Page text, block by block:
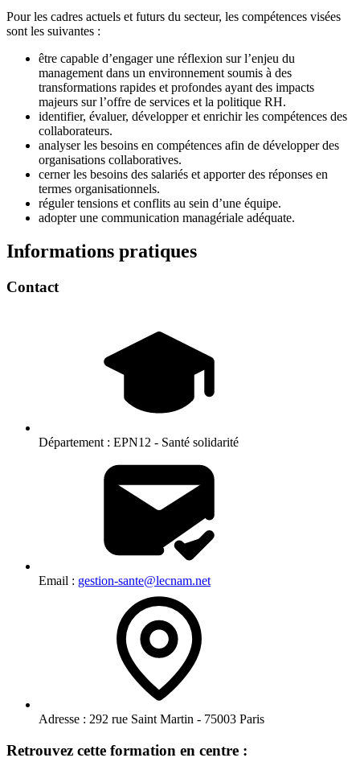
Pour les cadres actuels et futurs du secteur, les compétences visées
sont les suivantes :
être capable d’engager une réflexion sur l’enjeu du
management dans un environnement soumis à des
transformations rapides et profondes ayant des impacts
majeurs sur l’offre de services et la politique RH.
identifier, évaluer, développer et enrichir les compétences des
collaborateurs.
analyser les besoins en compétences afin de développer des
organisations collaboratives.
cerner les besoins des salariés et apporter des réponses en
termes organisationnels.
réguler tensions et conflits au sein d’une équipe.
adopter une communication managériale adéquate.
Informations pratiques
Contact
Département : EPN12 - Santé solidarité
Email : gestion-sante@lecnam.net
Adresse : 292 rue Saint Martin - 75003 Paris
Retrouvez cette formation en centre :